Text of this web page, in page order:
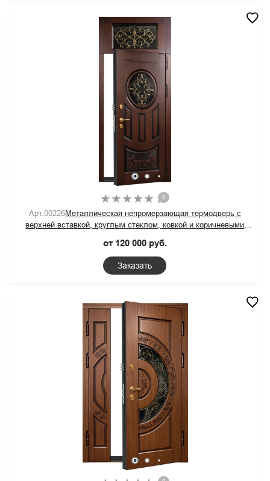
0
Арт.00226Металлическая непромерзающая термодверь с
верхней вставкой, круглым стеклом, ковкой и коричневыми
от 120 000 руб.
Заказать